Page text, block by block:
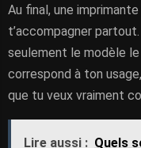
Au final, une
t’accompagner
seulement le modèle
correspond à ton
que tu veux vraiment
Lire aussi : Quels